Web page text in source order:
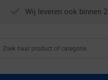
Wij leveren ook binnen